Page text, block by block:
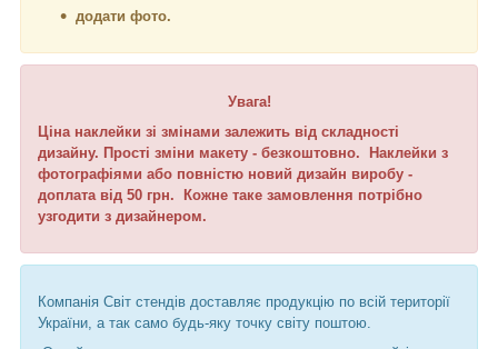
додати фото.
Увага!
Ціна наклейки зі змінами залежить від складності
дизайну. Прості зміни макету - безкоштовно. Наклейки з
фотографіями або повністю новий дизайн виробу -
доплата від 50 грн. Кожне таке замовлення потрібно
узгодити з дизайнером.
Компанія Світ стендів доставляє продукцію по всій території
України, а так само будь-яку точку світу поштою.